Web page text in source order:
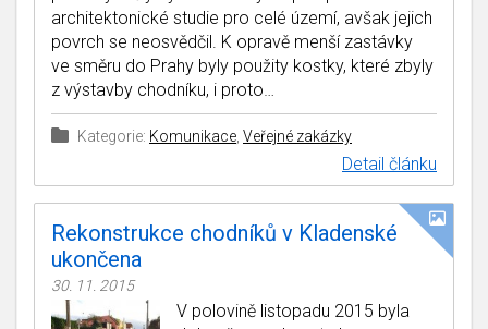
architektonické studie pro celé území, avšak jejich
povrch se neosvědčil. K opravě menší zastávky
ve směru do Prahy byly použity kostky, které zbyly
z výstavby chodníku, i proto…
Kategorie: Komunikace, Veřejné zakázky
Detail článku
Rekonstrukce chodníků v Kladenské
ukončena
30. 11. 2015
V polovině listopadu 2015 byla